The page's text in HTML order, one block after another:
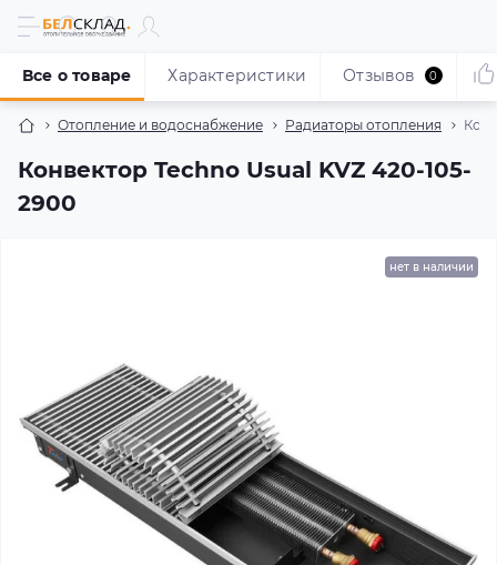
Отопление и водоснабжение Радиаторы отопления
Конвектор Techno Usual KVZ 420-105-
2900
Все о товаре Характеристики Отзывов 0
нет в наличии